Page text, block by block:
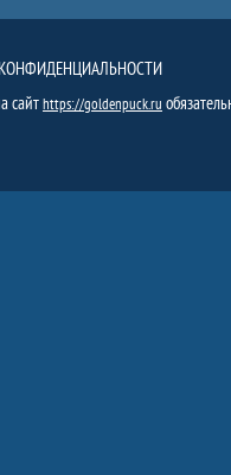
сайтhttps://goldenpuck.ru